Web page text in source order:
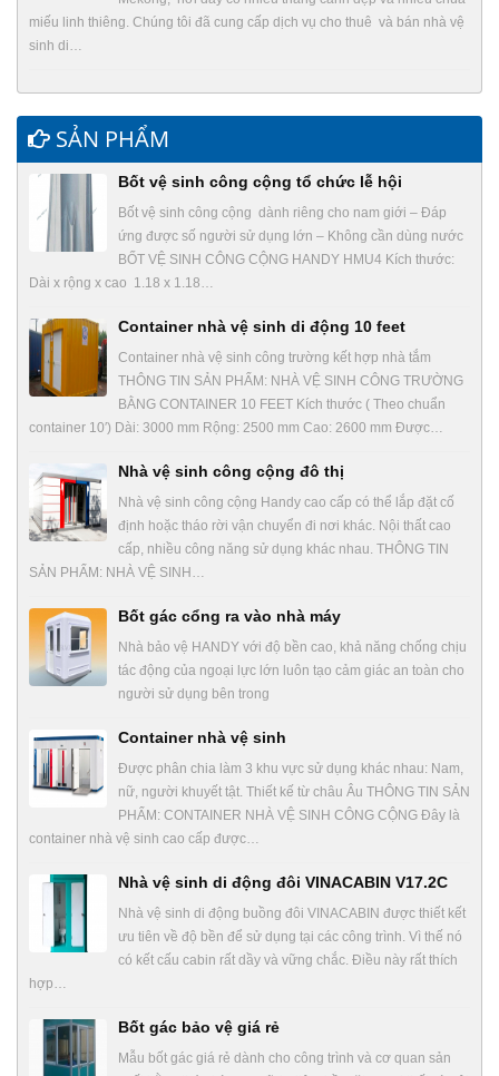
miếu linh thiêng. Chúng tôi đã cung cấp dịch vụ cho thuê và bán nhà vệ
sinh di…
SẢN PHẨM
Bốt vệ sinh công cộng tổ chức lễ hội
Bốt vệ sinh công cộng dành riêng cho nam giới – Đáp
ứng được số người sử dụng lớn – Không cần dùng nước
BỐT VỆ SINH CÔNG CỘNG HANDY HMU4 Kích thước:
Dài x rộng x cao 1.18 x 1.18…
Container nhà vệ sinh di động 10 feet
Container nhà vệ sinh công trường kết hợp nhà tắm
THÔNG TIN SẢN PHẨM: NHÀ VỆ SINH CÔNG TRƯỜNG
BẰNG CONTAINER 10 FEET Kích thước ( Theo chuẩn
container 10′) Dài: 3000 mm Rộng: 2500 mm Cao: 2600 mm Được…
Nhà vệ sinh công cộng đô thị
Nhà vệ sinh công cộng Handy cao cấp có thể lắp đặt cố
định hoặc tháo rời vận chuyển đi nơi khác. Nội thất cao
cấp, nhiều công năng sử dụng khác nhau. THÔNG TIN
SẢN PHẨM: NHÀ VỆ SINH…
Bốt gác cổng ra vào nhà máy
Nhà bảo vệ HANDY với độ bền cao, khả năng chống chịu
tác động của ngoại lực lớn luôn tạo cảm giác an toàn cho
người sử dụng bên trong
Container nhà vệ sinh
Được phân chia làm 3 khu vực sử dụng khác nhau: Nam,
nữ, người khuyết tật. Thiết kế từ châu Âu THÔNG TIN SẢN
PHẨM: CONTAINER NHÀ VỆ SINH CÔNG CỘNG Đây là
container nhà vệ sinh cao cấp được…
Nhà vệ sinh di động đôi VINACABIN V17.2C
Nhà vệ sinh di động buồng đôi VINACABIN được thiết kết
ưu tiên về độ bền để sử dụng tại các công trình. Vì thế nó
có kết cấu cabin rất dầy và vững chắc. Điều này rất thích
hợp…
Bốt gác bảo vệ giá rẻ
Mẫu bốt gác giá rẻ dành cho công trình và cơ quan sản